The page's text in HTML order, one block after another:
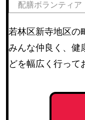
配膳ボランティア
若林区新寺地区の
みんな仲良く、健
どを幅広く行って